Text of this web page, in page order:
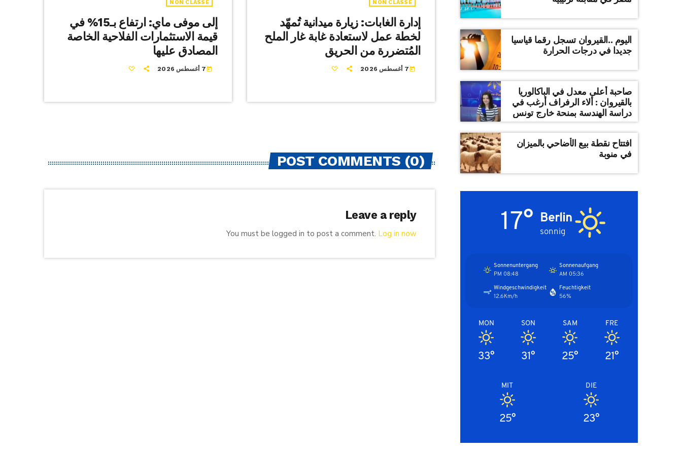
NON CLASSÉ
إلى موفى ماي: ارتفاع بـ15% في
قيمة الاستثمارات الفلاحية الخاصة
المصادق عليها
today7 أغسطس 2026
NON CLASSÉ
إدارة الغابات: زيارة ميدانية تُمهّد
لخطة عمل لاستعادة غابة غار الملح
المُتضررة من الحريق
today7 أغسطس 2026
POST COMMENTS (0)
Leave a reply
You must be logged in to post a comment. Log in now
اليوم ..القيروان تسجل رقما قياسيا
جديدا في درجات الحرارة
صاحبة أعلى معدل في الباكالوريا
بالقيروان : ألاء الرفراف أرغب في
دراسة الهندسة بمنحة خارج تونس
افتتاح نقطة بيع الأضاحي بالميزان
في منوبة
Berlin
sonnig
17°
Sonnenaufgang
05:36 AM
Sonnenuntergang
08:48 PM
Feuchtigkeit
56%
Windgeschwindigkeit
12.6Km/h
FRE
21°
SAM
25°
SON
31°
MON
33°
DIE
23°
MIT
25°